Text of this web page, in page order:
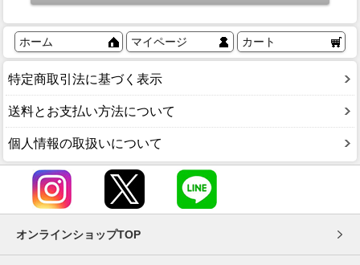
ホーム マイページ カート
特定商取引法に基づく表示
送料とお支払い方法について
個人情報の取扱いについて
オンラインショップTOP